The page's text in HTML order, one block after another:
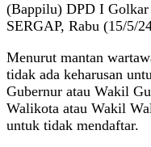
(Bappilu) DPD I Golkar
SERGAP, Rabu (15/5/
Menurut mantan
tidak ada keharusan
Gubernur atau Wakil
Walikota atau Wakil
untuk tidak mendaftar.